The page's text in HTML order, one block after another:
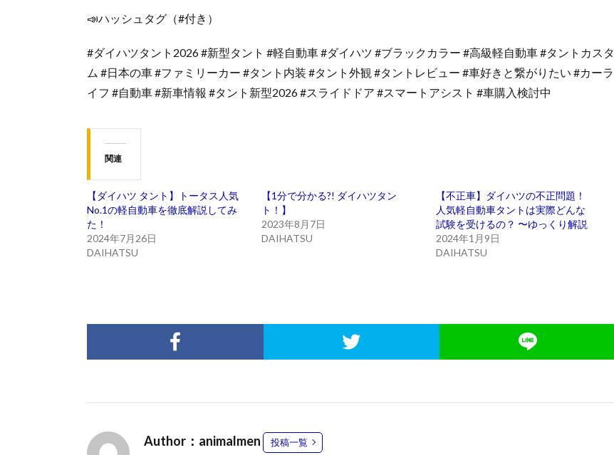
📣ハッシュタグ（#付き）
#ダイハツタント2026 #新型タント #軽自動車 #ダイハツ #ブラックカラー #高級軽自動車 #タントカスタ
ム #日本の車 #ファミリーカー #タント内装 #タント外観 #タントレビュー #車好きと繋がりたい #カーラ
イフ #自動車 #新車情報 #タント新型2026 #スライドドア #スマートアシスト #車購入検討中
関連
【ダイハツ タント】トータス人気
No.1の軽自動車を徹底解説してみ
た！
2024年7月26日
DAIHATSU
【1分で分かる?! ダイハツタン
ト！】
2023年8月7日
DAIHATSU
【不正車】ダイハツの不正問題！
人気軽自動車タントは実際どんな
試験を受けるの？ 〜ゆっくり解説
2024年1月9日
DAIHATSU
Author：animalmen 投稿一覧